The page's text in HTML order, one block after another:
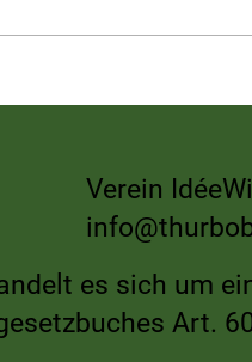
Gast auf
Verein
es sich um
Art.